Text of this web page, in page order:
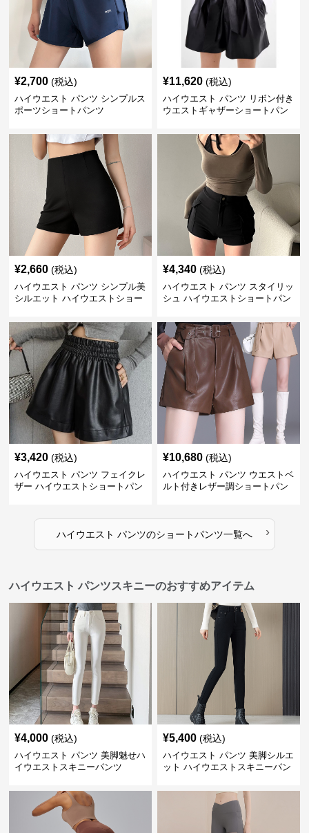
¥2,700 (税込)
ハイウエスト パンツ シンプルス
ポーツショートパンツ
¥11,620 (税込)
ハイウエスト パンツ リボン付き
ウエストギャザーショートパン
¥2,660 (税込)
ハイウエスト パンツ シンプル美
シルエット ハイウエストショー
¥4,340 (税込)
ハイウエスト パンツ スタイリッ
シュ ハイウエストショートパン
¥3,420 (税込)
ハイウエスト パンツ フェイクレ
ザー ハイウエストショートパン
¥10,680 (税込)
ハイウエスト パンツ ウエストベ
ルト付きレザー調ショートパン
ハイウエスト パンツのショートパンツ一覧へ ›
ハイウエスト パンツスキニーのおすすめアイテム
¥4,000 (税込)
ハイウエスト パンツ 美脚魅せハ
イウエストスキニーパンツ
¥5,400 (税込)
ハイウエスト パンツ 美脚シルエ
ット ハイウエストスキニーパン